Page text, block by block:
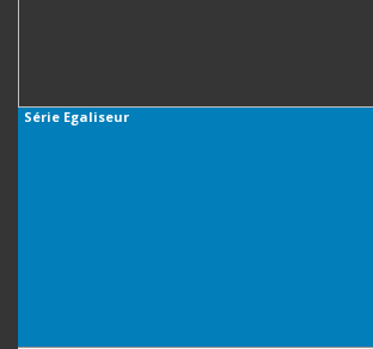
Série Egaliseur